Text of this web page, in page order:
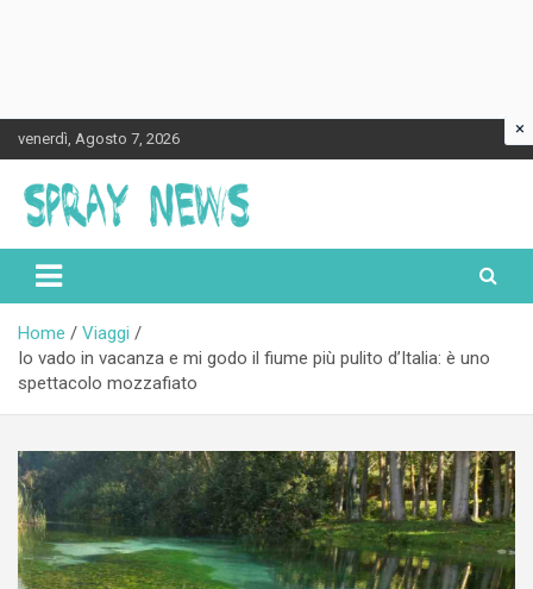
to
content
venerdì, Agosto 7, 2026
Spraynews.it
Home
Viaggi
Io vado in vacanza e mi godo il fiume più pulito d’Italia: è uno
spettacolo mozzafiato
×